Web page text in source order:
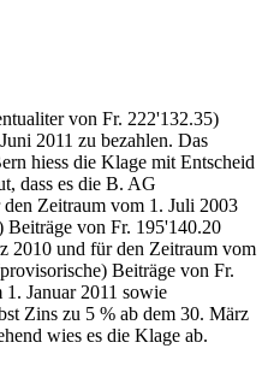
von Fr. 222'132.35)
2011 zu bezahlen. Das
hiess die Klage mit Entscheid
dass es die B. AG
Zeitraum vom 1. Juli 2003
von Fr. 195'140.20
2010 und für den Zeitraum vom
Beiträge von Fr.
Januar 2011 sowie
Zins zu 5 % ab dem 30. März
wies es die Klage ab.